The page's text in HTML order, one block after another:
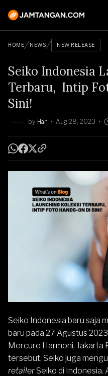
HOME NEWS NEW RELEASE
Seiko Indonesia
Terbaru, Intip
Sini!
by Han Aug 28, 2023
Seiko Indonesia baru saja
baru pada 27 Agustus
Mercure Harmoni, Jakarta
tersebut, Seiko juga
retailer Seiko di Indonesia.